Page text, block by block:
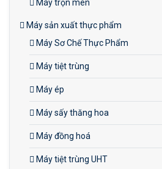
Máy trộn men
Máy sản xuất thực phẩm
Máy Sơ Chế Thực Phẩm
Máy tiệt trùng
Máy ép
Máy sấy thăng hoa
Máy đồng hoá
Máy tiệt trùng UHT